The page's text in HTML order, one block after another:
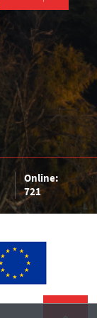
Online:
721